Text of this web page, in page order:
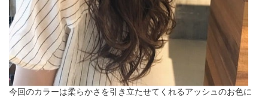
今回のカラーは柔らかさを引き立たせてくれるアッシュのお色に